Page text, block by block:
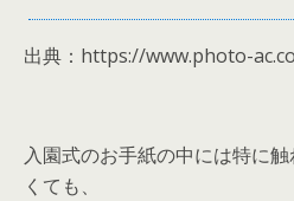
出典：https://www.photo-
入園式のお手紙の中には特に
くても、